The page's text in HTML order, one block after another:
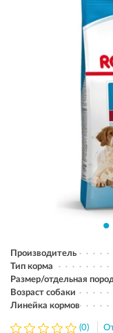
Производитель
Тип корма
Размер/отдельная
Возраст собаки
Линейка кормов
(0)